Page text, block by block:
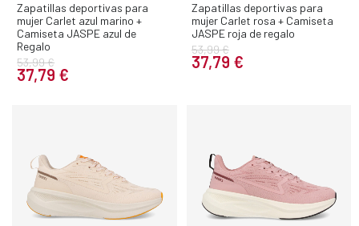
Zapatillas deportivas para
mujer Carlet azul marino +
Camiseta JASPE azul de
Regalo
53,99 €
37,79 €
Zapatillas deportivas para
mujer Carlet rosa + Camiseta
JASPE roja de regalo
53,99 €
37,79 €